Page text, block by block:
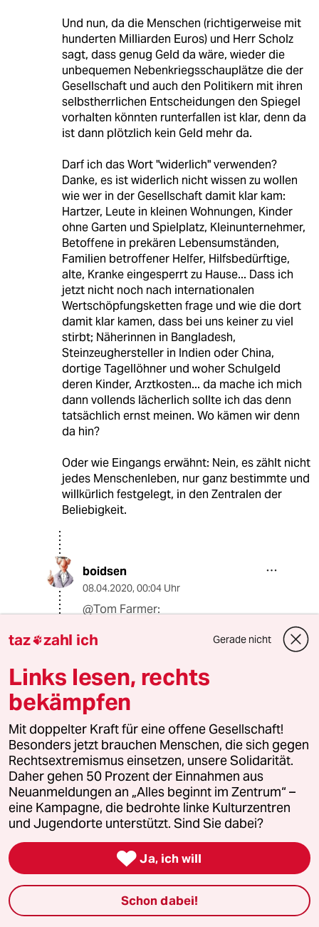
Und nun, da die Menschen (richtigerweise mit
hunderten Milliarden Euros) und Herr Scholz
sagt, dass genug Geld da wäre, wieder die
unbequemen Nebenkriegsschauplätze die der
Gesellschaft und auch den Politikern mit ihren
selbstherrlichen Entscheidungen den Spiegel
vorhalten könnten runterfallen ist klar, denn da
ist dann plötzlich kein Geld mehr da.
Darf ich das Wort "widerlich" verwenden?
Danke, es ist widerlich nicht wissen zu wollen
wie wer in der Gesellschaft damit klar kam:
Hartzer, Leute in kleinen Wohnungen, Kinder
ohne Garten und Spielplatz, Kleinunternehmer,
Betoffene in prekären Lebensumständen,
Familien betroffener Helfer, Hilfsbedürftige,
alte, Kranke eingesperrt zu Hause... Dass ich
jetzt nicht noch nach internationalen
Wertschöpfungsketten frage und wie die dort
damit klar kamen, dass bei uns keiner zu viel
stirbt; Näherinnen in Bangladesh,
Steinzeughersteller in Indien oder China,
dortige Tagellöhner und woher Schulgeld
deren Kinder, Arztkosten... da mache ich mich
dann vollends lächerlich sollte ich das denn
tatsächlich ernst meinen. Wo kämen wir denn
da hin?
Oder wie Eingangs erwähnt: Nein, es zählt nicht
jedes Menschenleben, nur ganz bestimmte und
willkürlich festgelegt, in den Zentralen der
Beliebigkeit.
boidsen
08.04.2020, 00:04 Uhr
@Tom Farmer:
stolpert man nämlich...
8G 83492 (Profil gelöscht)
07.04.2020
@Tom Farmer:
"Vollkommen unverständlich! .... Oder
wie Eingangs erwähnt: Nein, es zählt
nicht jedes Menschenleben, nur ganz
bestimmte und willkürlich festgelegt,
in den Zentralen der Beliebigkeit."
Das liegt eben in der Natur eines
Nationalstaates. Der spannt seine
Bürger ins Joch und die unterwerfen
sich seinen Regeln, weil sie überzeugt
sind, dass sie so selber besser
taz zahl ich Gerade nicht
Links lesen, rechts
bekämpfen
Mit doppelter Kraft für eine offene Gesellschaft!
Besonders jetzt brauchen Menschen, die sich gegen
Rechtsextremismus einsetzen, unsere Solidarität.
Daher gehen 50 Prozent der Einnahmen aus
Neuanmeldungen an „Alles beginnt im Zentrum“ –
eine Kampagne, die bedrohte linke Kulturzentren
und Jugendorte unterstützt. Sind Sie dabei?
 Ja, ich will
Schon dabei!